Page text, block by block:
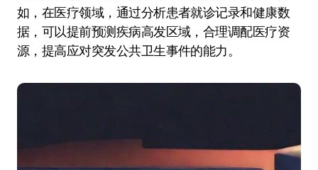
如，在医疗领域，通过分析患者就诊记录和健康数
据，可以提前预测疾病高发区域，合理调配医疗资
源，提高应对突发公共卫生事件的能力。